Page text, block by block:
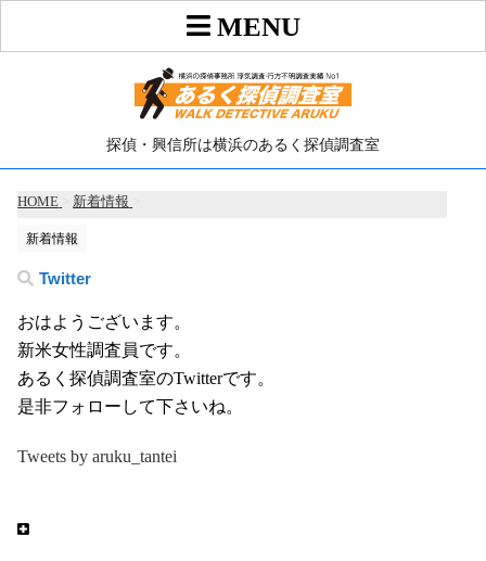
探偵・興信所は横浜のあるく探偵調査室
HOME 新着情報
新着情報
Twitter
おはようございます。
新米女性調査員です。
あるく探偵調査室のTwitterです。
是非フォローして下さいね。
Tweets by aruku_tantei